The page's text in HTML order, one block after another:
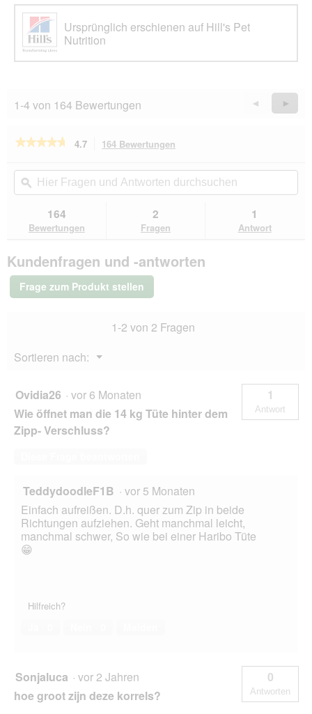
Ursprünglich erschienen auf Hill's Pet
Nutrition
1-4 von 164 Bewertungen
Zurück
Reviews
◄
Weiter
►
★★★★★
★★★★★
5
lesen
Hill's
Trockenfutter
Hypoallergenic,
Large
14
4.7 164 Bewertungen
Aktion
navigierst
du
Hier
Fragen
und
Antworten
durchsuchen
ϙ
164
Bewertungen
2
Fragen
1
Antwort
Kundenfragen und -antworten
Frage zum Produkt stellen
1-2 von 2 Fragen
Sortieren nach:
▼
Menü
Ovidia26 · vor 6 Monaten
Wie öffnet man die 14 kg Tüte hinter dem
Zipp- Verschluss?
1
Antwort
TeddydoodleF1B · vor 5 Monaten
Einfach aufreißen. D.h. quer zum Zip in beide
Richtungen aufziehen. Geht manchmal leicht,
manchmal schwer, So wie bei einer Haribo Tüte
😁
Hilfreich?
Sonjaluca · vor 2 Jahren
hoe groot zijn deze korrels?
0
Antworten